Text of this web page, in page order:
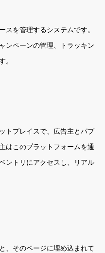
スを管理するシステムです。
ンペーンの管理、トラッキン
。
トプレイスで、広告主とパブ
はこのプラットフォームを通
ントリにアクセスし、リアル
、そのページに埋め込まれて